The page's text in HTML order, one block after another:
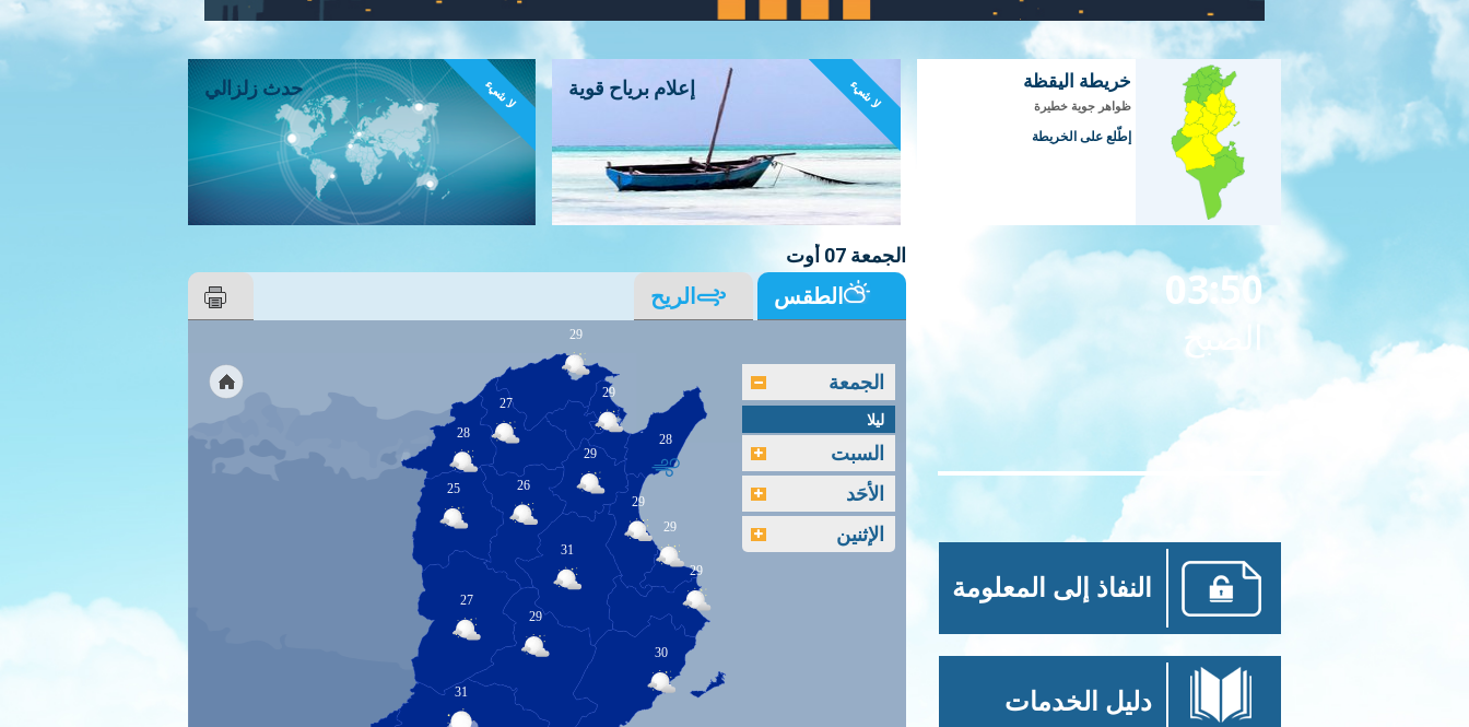
خريطة اليقظة
ظواهر جوية خطيرة
إطّلع على الخريطة
إعلام برياح قوية لا شيء حدث زلزالي لا شيء
الجمعة 07 أوت
الطقس الريح
29
29
28
29
27
26
28
25
31
29
29
29
27
29
30
31
الجمعة
ليلا
السبت
الأحَد
الإثنين
03:50
الصبح
النفاذ إلى المعلومة
دليل الخدمات